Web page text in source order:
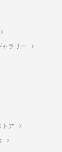
ャラリー
トア